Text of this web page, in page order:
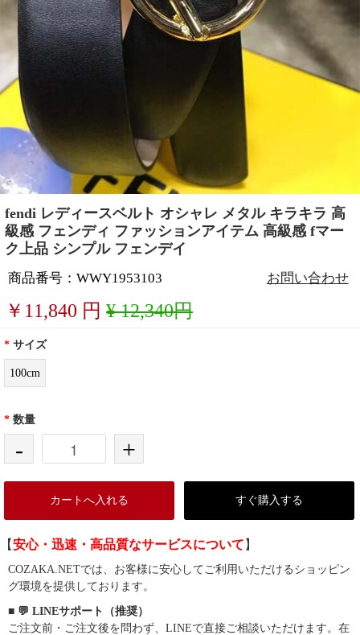
fendi レディースベルト オシャレ メタル キラキラ 高
級感 フェンディ ファッションアイテム 高級感 fマー
ク上品 シンプル フェンデイ
商品番号：WWY1953103 お問い合わせ
￥ 11,840 円 ¥ 12,340円
* サイズ
100cm
* 数量
- +
カートへ入れる すぐ購入する
【安心・迅速・高品質なサービスについて 】
COZAKA.NETでは、お客様に安心してご利用いただけるショッピン
グ環境を提供しております。
■ 💬 LINEサポート（推奨）
ご注文前・ご注文後を問わず、LINEで直接ご相談いただけます。在